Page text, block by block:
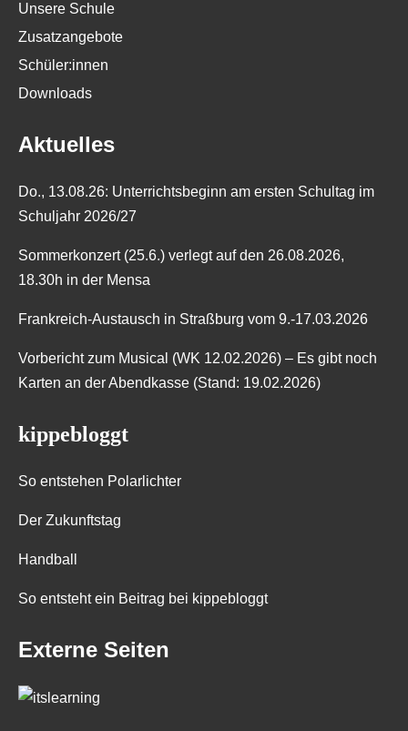
g
a
t
i
n
Unsere Schule
Zusatzangebote
Schüler:innen
Downloads
Aktuelles
Do., 13.08.26: Unterrichtsbeginn am ersten Schultag im
Schuljahr 2026/27
Sommerkonzert (25.6.) verlegt auf den 26.08.2026,
18.30h in der Mensa
Frankreich-Austausch in Straßburg vom 9.-17.03.2026
Vorbericht zum Musical (WK 12.02.2026) – Es gibt noch
Karten an der Abendkasse (Stand: 19.02.2026)
kippebloggt
So entstehen Polarlichter
Der Zukunftstag
Handball
So entsteht ein Beitrag bei kippebloggt
Externe Seiten